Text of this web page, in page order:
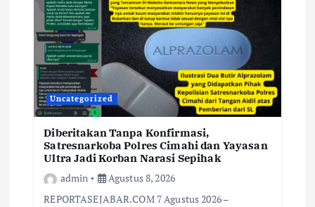
Uncategorized
Diberitakan Tanpa Konfirmasi,
Satresnarkoba Polres Cimahi dan Yayasan
Ultra Jadi Korban Narasi Sepihak
admin
Agustus 8, 2026
REPORTASEJABAR.COM 7 Agustus 2026 –